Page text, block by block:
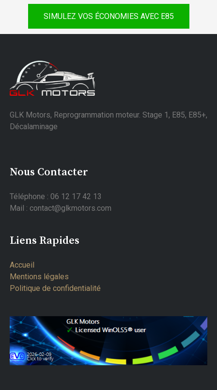
SIMULEZ VOS ÉCONOMIES AVEC E85
GLK Motors, Reprogrammation moteur. Stage 1, E85, E85+,
Décalaminage
Nous Contacter
Téléphone : 06 12 17 42 13
Mail : contact@glkmotors.com
Liens Rapides
Accueil
Mentions légales
Politique de confidentialité